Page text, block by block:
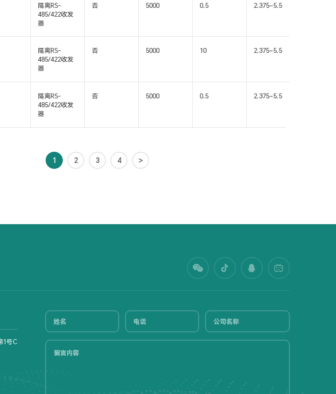
隔离RS-
485/422收发
器
否 5000 0.5 2.375~5.5
隔离RS-
485/422收发
器
否 5000 10 2.375~5.5
隔离RS-
485/422收发
器
否 5000 0.5 2.375~5.5
1 2 3 4 >
1号C